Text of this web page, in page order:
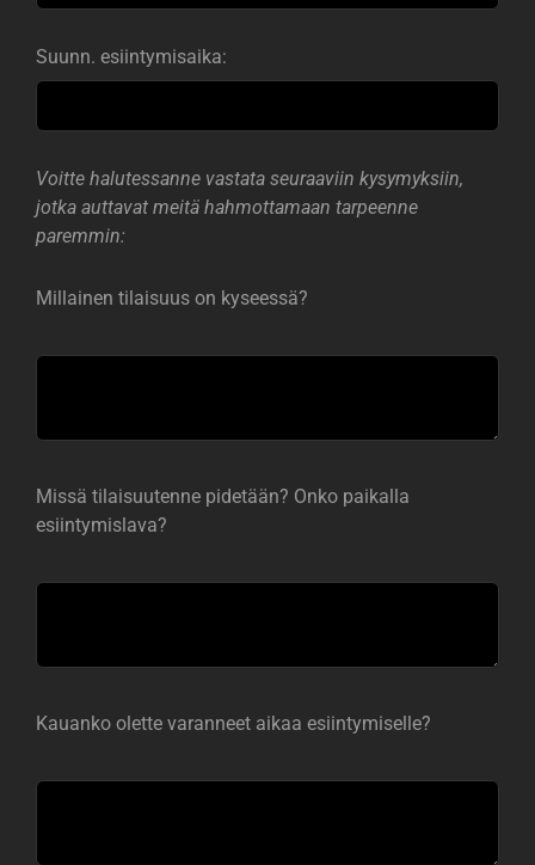
Suunn. esiintymisaika:
Voitte halutessanne vastata seuraaviin kysymyksiin,
jotka auttavat meitä hahmottamaan tarpeenne
paremmin:
Millainen tilaisuus on kyseessä?
Missä tilaisuutenne pidetään? Onko paikalla
esiintymislava?
Kauanko olette varanneet aikaa esiintymiselle?